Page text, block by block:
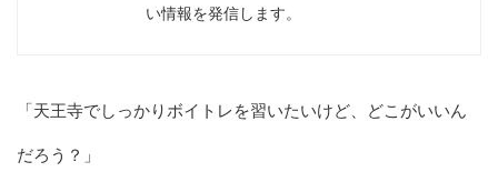
い情報を発信します。
「天王寺でしっかりボイトレを習いたいけど、どこがいいん
だろう？」